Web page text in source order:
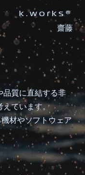
k.works®
齋藤
品質に直結する非
えています。
材やソフトウェア